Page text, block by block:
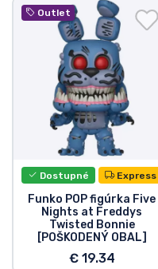
Outlet
Dostupné Express
Funko POP figúrka Five
Nights at Freddys
Twisted Bonnie
[POŠKODENÝ OBAL]
€ 19.34